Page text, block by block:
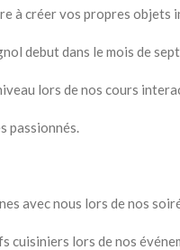
à créer vos propres objets
debut dans le mois de
lors de nos cours
passionnés.
avec nous lors de nos
cuisiniers lors de nos